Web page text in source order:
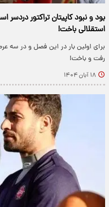
بود و نبود کاپیتان تراکتور
استقلالی باخت!
برای اولین بار در این فصل و در سه
رفت و باخت!
۱۸ آبان ۱۴۰۴